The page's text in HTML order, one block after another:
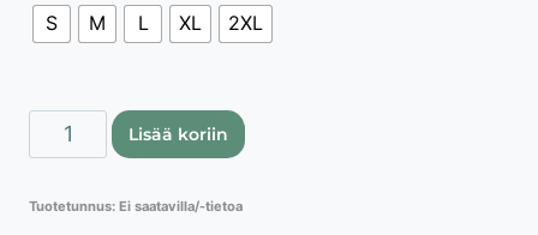
S
M L XL 2XL
Stedman
Classic
Top
Lisää koriin
Tuotetunnus: Ei saatavilla/-tietoa